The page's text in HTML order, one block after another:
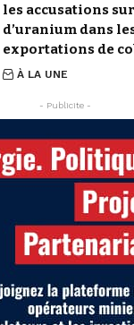
les accusations
d’uranium dans
exportations de
À LA UNE
- Publicite -